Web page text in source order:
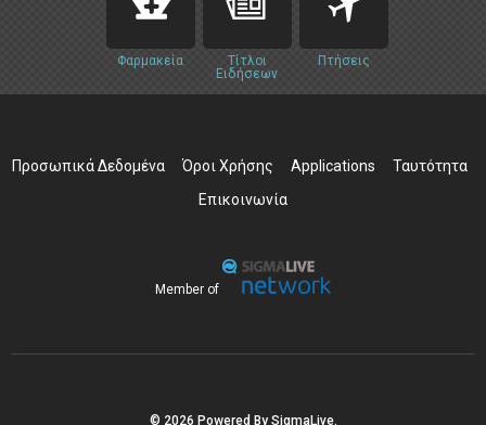
Φαρμακεία
Τίτλοι
Ειδήσεων
Πτήσεις
Προσωπικά Δεδομένα Όροι Χρήσης Applications
Ταυτότητα
Επικοινωνία
Member of
© 2026 Powered By SigmaLive.